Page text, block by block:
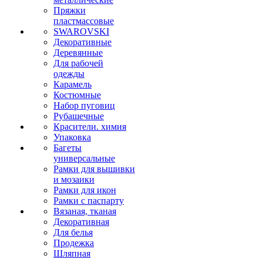
Пряжки
пластмассовые
SWAROVSKI
Декоративные
Деревянные
Для рабочей
одежды
Карамель
Костюмные
Набор пуговиц
Рубашечные
Красители. химия
Упаковка
Багеты
универсальные
Рамки для вышивки
и мозаики
Рамки для икон
Рамки с паспарту
Вязаная, тканая
Декоративная
Для белья
Продежка
Шляпная